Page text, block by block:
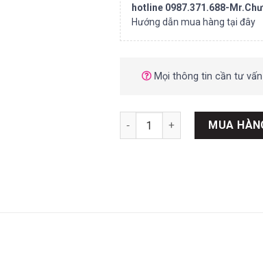
hotline 0987.371.688-
Hướng dẫn mua hàng tại đây
Mọi thông tin cần tư
Kính hiển vi soi nổiMUA